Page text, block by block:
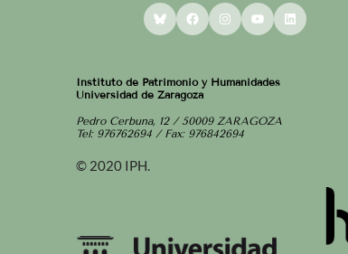
BlueskyFacebookInstagram
YouTube
Instituto de Patrimonio y Humanidades
Universidad de Zaragoza
Pedro Cerbuna, 12 / 50009 ZARAGOZA
Tel: 976762694 / Fax: 976842694
© 2020 IPH.